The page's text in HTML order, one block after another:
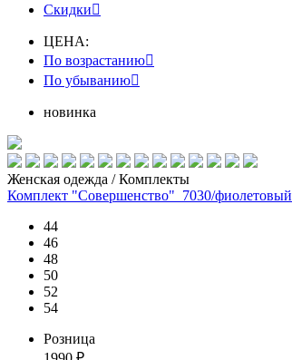
Скидки
ЦЕНА:
По возрастанию
По убыванию
новинка
Женская одежда / Комплекты
Комплект "Совершенство"_7030/фиолетовый
44
46
48
50
52
54
Розница